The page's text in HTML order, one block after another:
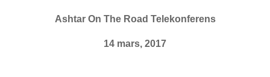
Ashtar On The Road Telekonferens
14 mars, 2017